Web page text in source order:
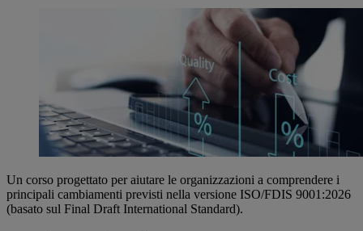
Un corso progettato per aiutare le organizzazioni a comprendere i
principali cambiamenti previsti nella versione ISO/FDIS 9001:2026
(basato sul Final Draft International Standard).